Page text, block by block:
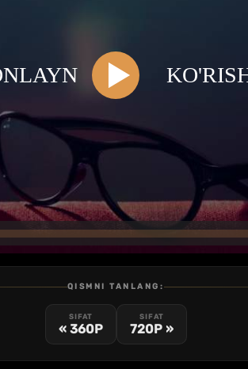
QISMNI TANLANG:
SIFAT
« 360P
SIFAT
720P »